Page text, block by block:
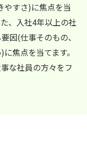
やすさ)に焦点を当
、入社4年以上の社
因(仕事そのもの、
焦点を当てます。
な社員の方々をフ